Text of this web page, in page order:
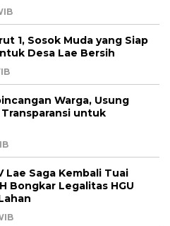
1, Sosok Muda yang Siap
Desa Lae Bersih
Warga, Usung
untuk
Lae Saga Kembali Tuai
Bongkar Legalitas HGU